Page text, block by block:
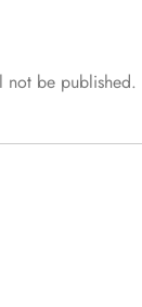
not be published.